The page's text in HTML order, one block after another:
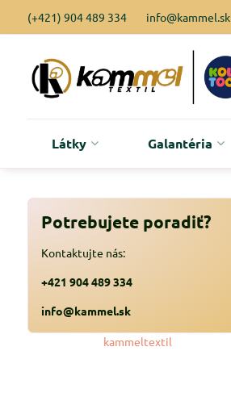
(+421) 904 489 334 info@kammel.sk
Látky Galantéria
Potrebujete poradiť?
Kontaktujte nás:
+421 904 489 334
info@kammel.sk
kammeltextil